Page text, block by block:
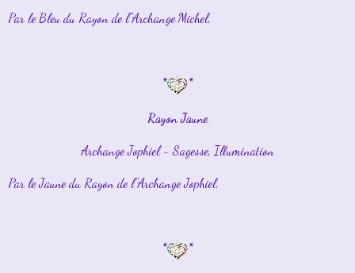
Par le Bleu du Rayon de l''Archange Michel,
* *
Rayon Jaune
Archange Jophiel - Sagesse, Illumination
Par le Jaune du Rayon de l''Archange Jophiel,
* *